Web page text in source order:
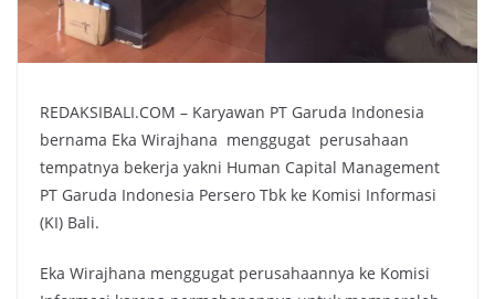
REDAKSIBALI.COM – Karyawan PT Garuda Indonesia
bernama Eka Wirajhana menggugat perusahaan
tempatnya bekerja yakni Human Capital Management
PT Garuda Indonesia Persero Tbk ke Komisi Informasi
(KI) Bali.
Eka Wirajhana menggugat perusahaannya ke Komisi